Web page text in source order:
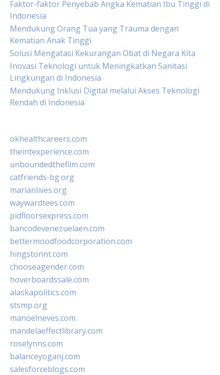
Faktor-faktor Penyebab Angka Kematian Ibu Tinggi di
Indonesia
Mendukung Orang Tua yang Trauma dengan
Kematian Anak Tinggi
Solusi Mengatasi Kekurangan Obat di Negara Kita
Inovasi Teknologi untuk Meningkatkan Sanitasi
Lingkungan di Indonesia
Mendukung Inklusi Digital melalui Akses Teknologi
Rendah di Indonesia
okhealthcareers.com
theintexperience.com
unboundedthefilm.com
catfriends-bg.org
marianlives.org
waywardtees.com
pidfloorsexpress.com
bancodevenezuelaen.com
bettermoodfoodcorporation.com
hingstonnt.com
chooseagender.com
hoverboardssale.com
alaskapolitics.com
stsmp.org
manoelneves.com
mandelaeffectlibrary.com
roselynns.com
balanceyoganj.com
salesforceblogs.com